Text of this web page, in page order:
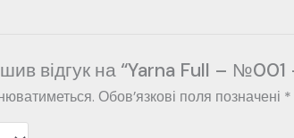
відгук на “Yarna Full – №001
Обов’язкові поля позначені *